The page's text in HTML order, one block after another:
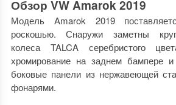
Обзор VW Amarok 2019
Модель Amarok 2019
роскошью. Снаружи заметны
колеса TALCA серебристого
хромирование на заднем бампере
боковые панели из нержавеющей
фонарями.